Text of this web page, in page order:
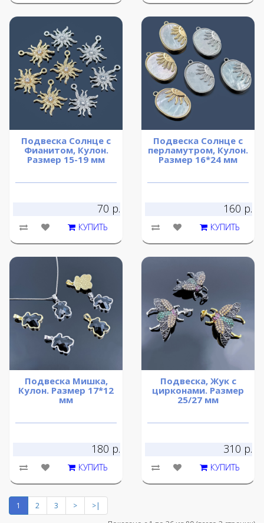
Подвеска Солнце с
Фианитом, Кулон.
Размер 15-19 мм
70 р.
КУПИТЬ
Подвеска Солнце с
перламутром, Кулон.
Размер 16*24 мм
160 р.
КУПИТЬ
Подвеска Мишка,
Кулон. Размер 17*12
мм
180 р.
КУПИТЬ
Подвеска, Жук с
цирконами. Размер
25/27 мм
310 р.
КУПИТЬ
1 2 3 >
>|